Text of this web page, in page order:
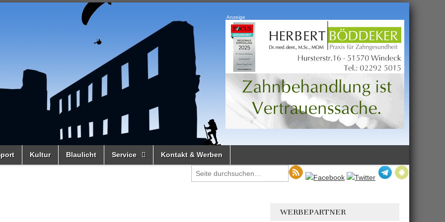
Anzeige
Kultur Blaulicht Service Kontakt & Werben
WERBEPARTNER